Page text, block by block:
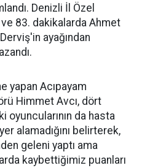
Denizli İl Özel
83. dakikalarda Ahmet
ayağından
yapan Acıpayam
Himmet Avcı, dört
oyuncularının da hasta
alamadığını belirterek,
geleni yaptı ama
kaybettiğimiz puanları